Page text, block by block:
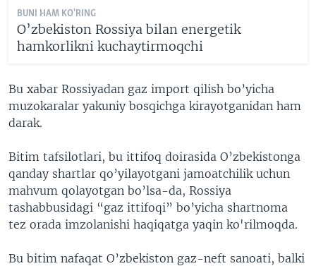
BUNI HAM KO'RING
O’zbekiston Rossiya bilan energetik
hamkorlikni kuchaytirmoqchi
Bu xabar Rossiyadan gaz import qilish bo’yicha
muzokaralar yakuniy bosqichga kirayotganidan ham
darak.
Bitim tafsilotlari, bu ittifoq doirasida O’zbekistonga
qanday shartlar qo’yilayotgani jamoatchilik uchun
mahvum qolayotgan bo’lsa-da, Rossiya
tashabbusidagi “gaz ittifoqi” bo’yicha shartnoma
tez orada imzolanishi haqiqatga yaqin ko'rilmoqda.
Bu bitim nafaqat O’zbekiston gaz-neft sanoati, balki